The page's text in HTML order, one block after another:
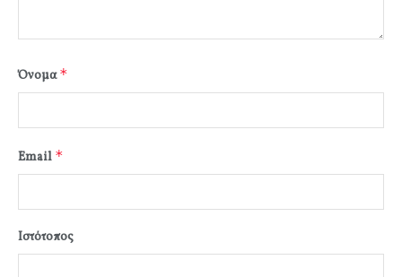
Όνομα*
Email *
Ιστότοπος